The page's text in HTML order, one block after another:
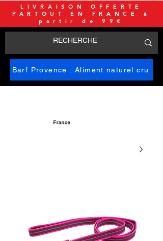
Barf Provence : Aliment naturel cru
LIVRAISON OFFERTE
PARTOUT EN FRANCE à
partir de 99€